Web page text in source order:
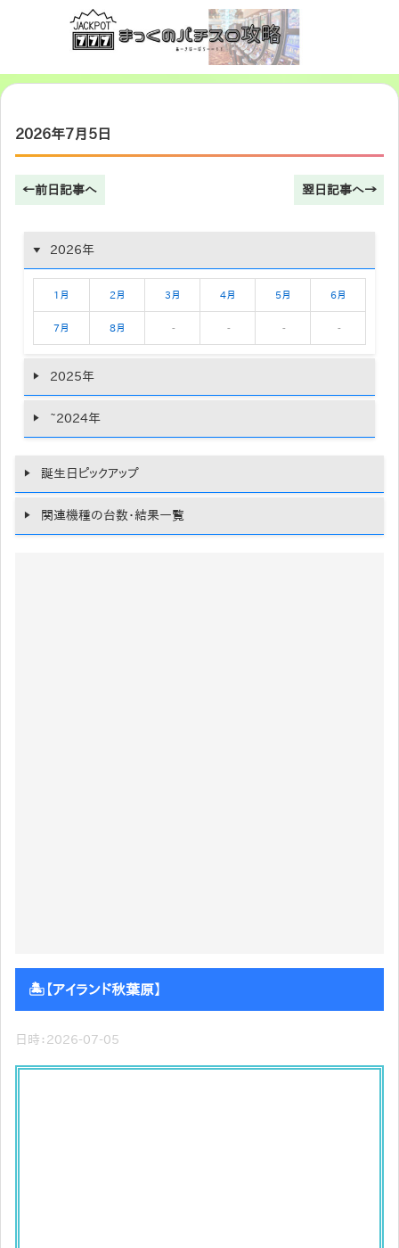
2026年7月5日
←前日記事へ 翌日記事へ→
2026年
1月 2月 3月 4月 5月 6月
7月 8月 - - - -
2025年
~2024年
誕生日ピックアップ
関連機種の台数・結果一覧
🏝️【アイランド秋葉原】
日時：2026-07-05